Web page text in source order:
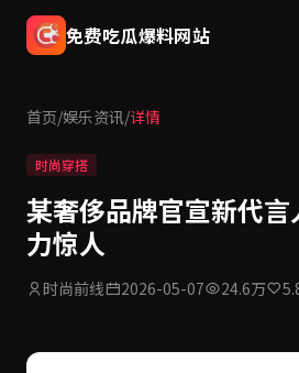
免费吃瓜爆料网站
首页/娱乐资讯/详情
时尚穿搭
某奢侈品牌官宣新代
力惊人
时尚前线 2026-05-07 24.6万